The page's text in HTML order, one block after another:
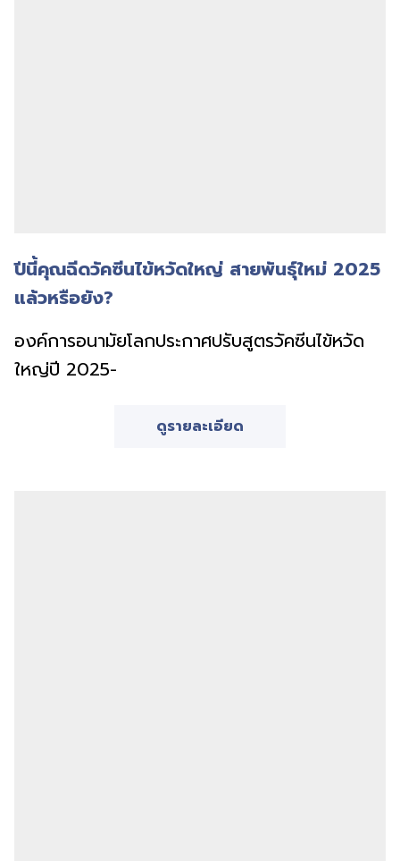
ปีนี้คุณฉีดวัคซีนไข้หวัดใหญ่ สายพันธุ์ใหม่ 2025
แล้วหรือยัง?
องค์การอนามัยโลกประกาศปรับสูตรวัคซีนไข้หวัด
ใหญ่ปี 2025-
ดูรายละเอียด